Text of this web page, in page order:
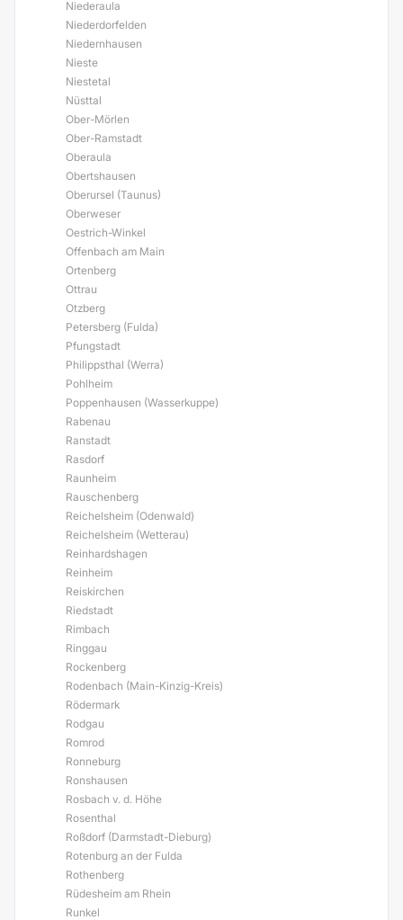
Niederaula
Niederdorfelden
Niedernhausen
Nieste
Niestetal
Nüsttal
Ober-Mörlen
Ober-Ramstadt
Oberaula
Obertshausen
Oberursel (Taunus)
Oberweser
Oestrich-Winkel
Offenbach am Main
Ortenberg
Ottrau
Otzberg
Petersberg (Fulda)
Pfungstadt
Philippsthal (Werra)
Pohlheim
Poppenhausen (Wasserkuppe)
Rabenau
Ranstadt
Rasdorf
Raunheim
Rauschenberg
Reichelsheim (Odenwald)
Reichelsheim (Wetterau)
Reinhardshagen
Reinheim
Reiskirchen
Riedstadt
Rimbach
Ringgau
Rockenberg
Rodenbach (Main-Kinzig-Kreis)
Rödermark
Rodgau
Romrod
Ronneburg
Ronshausen
Rosbach v. d. Höhe
Rosenthal
Roßdorf (Darmstadt-Dieburg)
Rotenburg an der Fulda
Rothenberg
Rüdesheim am Rhein
Runkel